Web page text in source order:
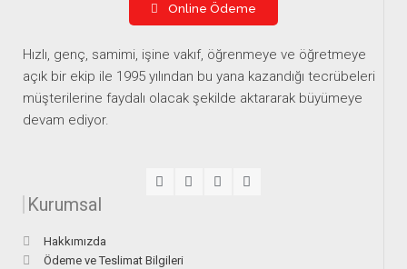
Online Ödeme
Hızlı, genç, samimi, işine vakıf, öğrenmeye ve öğretmeye
açık bir ekip ile 1995 yılından bu yana kazandığı tecrübeleri
müşterilerine faydalı olacak şekilde aktararak büyümeye
devam ediyor.
Kurumsal
Hakkımızda
Ödeme ve Teslimat Bilgileri